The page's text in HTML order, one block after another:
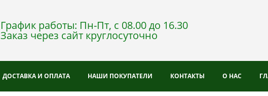
График работы: Пн-Пт, с 08.00 до 16.30
Заказ через сайт круглосуточно
ДОСТАВКА И ОПЛАТА НАШИ ПОКУПАТЕЛИ КОНТАКТЫ О НАС